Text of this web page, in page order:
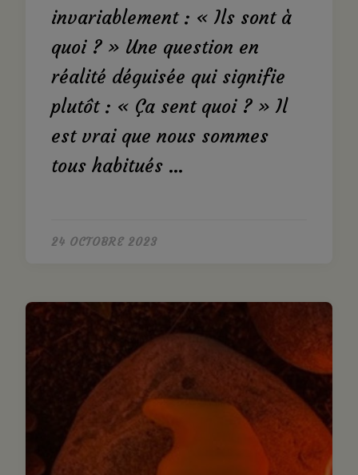
invariablement : « Ils sont à
quoi ? » Une question en
réalité déguisée qui signifie
plutôt : « Ça sent quoi ? » Il
est vrai que nous sommes
tous habitués …
24 OCTOBRE 2023